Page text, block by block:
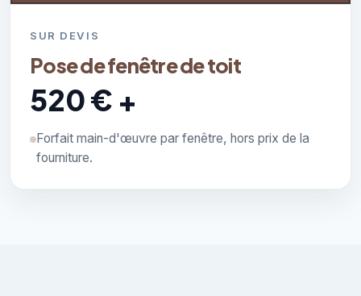
SUR DEVIS
Pose de fenêtre de toit
520 € +
Forfait main-d'œuvre par fenêtre, hors prix de la
fourniture.